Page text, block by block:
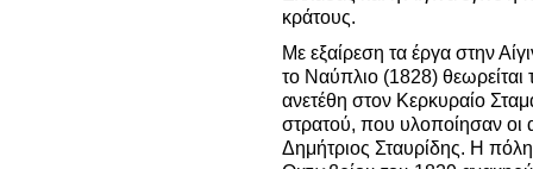
κράτους.
Με εξαίρεση τα έργα στην
το Ναύπλιο (1828)
ανετέθη στον Κερκυραίο
στρατού, που υλοποίησαν οι
Δημήτριος Σταυρίδης. Η πόλη